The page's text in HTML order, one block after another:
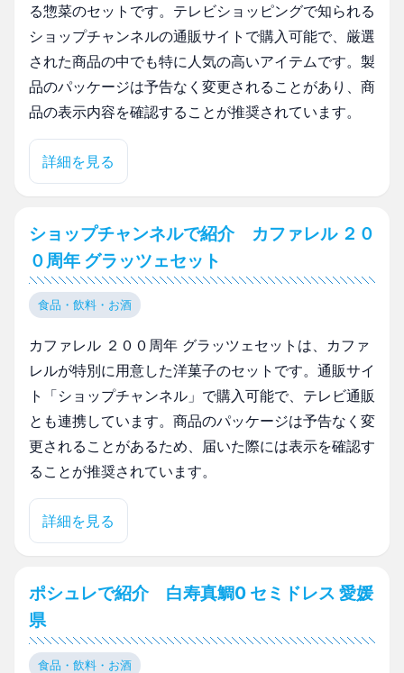
る惣菜のセットです。テレビショッピングで知られる
ショップチャンネルの通販サイトで購入可能で、厳選
された商品の中でも特に人気の高いアイテムです。製
品のパッケージは予告なく変更されることがあり、商
品の表示内容を確認することが推奨されています。
詳細を見る
ショップチャンネルで紹介 カファレル ２０
０周年 グラッツェセット
食品・飲料・お酒
カファレル ２００周年 グラッツェセットは、カファ
レルが特別に用意した洋菓子のセットです。通販サイ
ト「ショップチャンネル」で購入可能で、テレビ通販
とも連携しています。商品のパッケージは予告なく変
更されることがあるため、届いた際には表示を確認す
ることが推奨されています。
詳細を見る
ポシュレで紹介 白寿真鯛0 セミドレス 愛媛
県
食品・飲料・お酒